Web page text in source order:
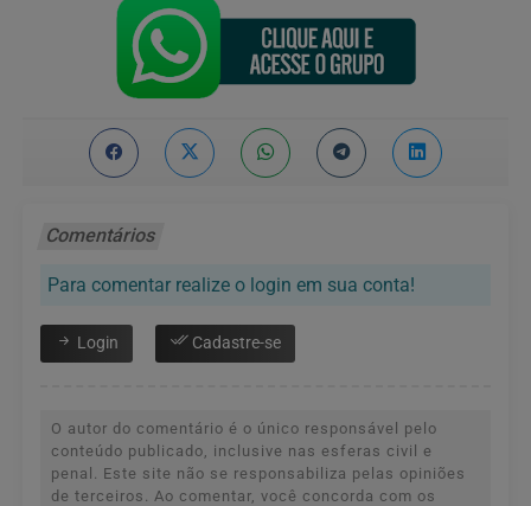
Comentários
Para comentar realize o login em sua conta!
Login Cadastre-se
O autor do comentário é o único responsável pelo
conteúdo publicado, inclusive nas esferas civil e
penal. Este site não se responsabiliza pelas opiniões
de terceiros. Ao comentar, você concorda com os